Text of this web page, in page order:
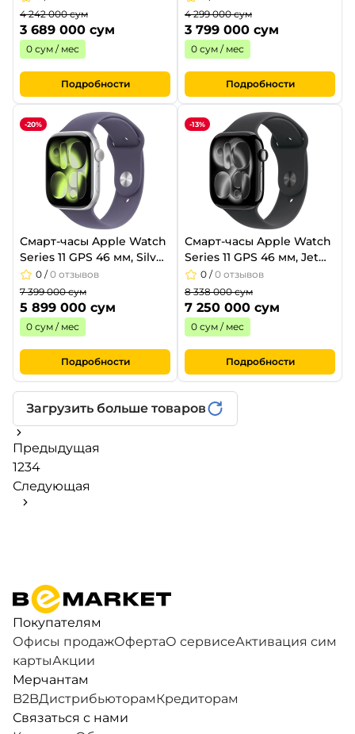
4 242 000 сум
3 689 000 сум
0 сум / мес
Подробности
Sport Band - S/M
4 299 000 сум
3 799 000 сум
0 сум / мес
Подробности
-20%
Смарт-часы Apple Watch
Series 11 GPS 46 мм, Silver
Aluminum Case, Purple
Fog Sport Band - S/M
(MEV94RK/A)
0 /0 отзывов
7 399 000 сум
5 899 000 сум
0 сум / мес
Подробности
-13%
Смарт-часы Apple Watch
Series 11 GPS 46 мм, Jet
Black Aluminum Case,
Black Sport Band - S/M
0 /0 отзывов
8 338 000 сум
7 250 000 сум
0 сум / мес
Подробности
Загрузить больше товаров
Предыдущая
1234
Следующая
Покупателям
Офисы продажОфертаО сервисеАктивация сим
картыАкции
Мерчантам
B2BДистрибьюторамКредиторам
Связаться с нами